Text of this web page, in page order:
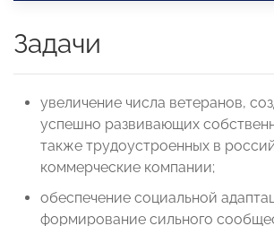
Задачи
увеличение числа ветеранов,
успешно развивающих
также трудоустроенных в
коммерческие компании;
обеспечение социальной
формирование сильного